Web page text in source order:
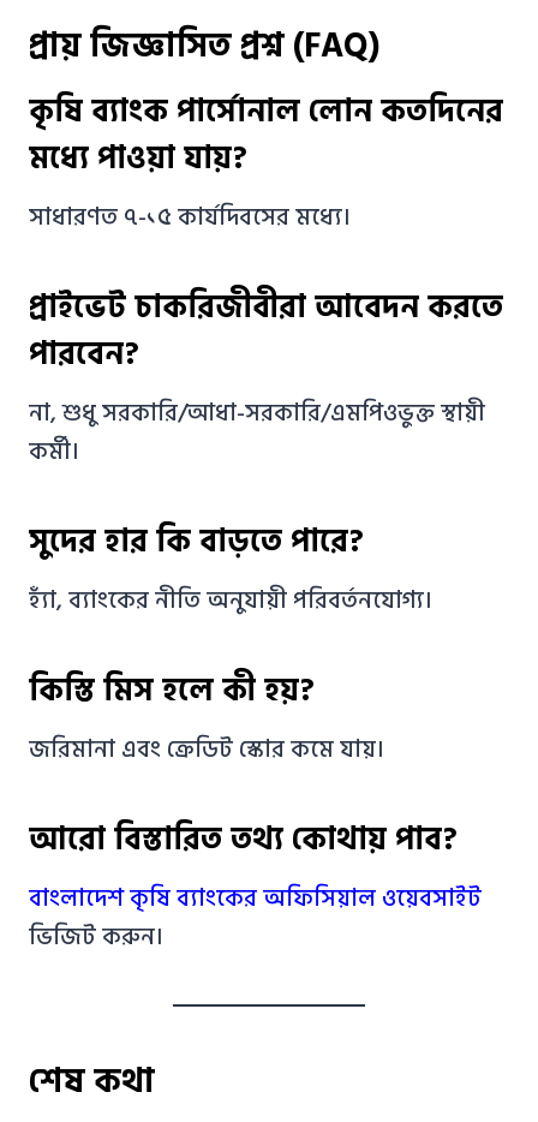
প্রায় জিজ্ঞাসিত প্রশ্ন (FAQ)
কৃষি ব্যাংক পার্সোনাল লোন কতদিনের
মধ্যে পাওয়া যায়?
সাধারণত ৭-১৫ কার্যদিবসের মধ্যে।
প্রাইভেট চাকরিজীবীরা আবেদন করতে
পারবেন?
না, শুধু সরকারি/আধা-সরকারি/এমপিওভুক্ত স্থায়ী
কর্মী।
সুদের হার কি বাড়তে পারে?
হ্যাঁ, ব্যাংকের নীতি অনুযায়ী পরিবর্তনযোগ্য।
কিস্তি মিস হলে কী হয়?
জরিমানা এবং ক্রেডিট স্কোর কমে যায়।
আরো বিস্তারিত তথ্য কোথায় পাব?
বাংলাদেশ কৃষি ব্যাংকের অফিসিয়াল ওয়েবসাইট
ভিজিট করুন।
শেষ কথা